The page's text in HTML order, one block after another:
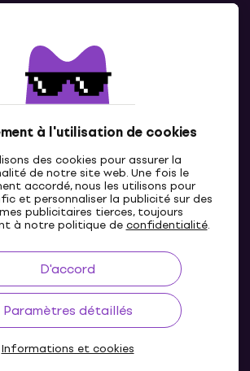
à l'utilisation de cookies
des cookies pour assurer la
de notre site web. Une fois le
accordé, nous les utilisons pour
et personnaliser la publicité sur des
publicitaires tierces, toujours
à notre politique deconfidentialité.
D'accord
Paramètres détaillés
Informations et cookies
Contacte nous
LU